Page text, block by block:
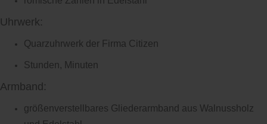
Uhrwerk:
Quarzuhrwerk der Firma Citizen
Stunden, Minuten
Armband:
größenverstellbares Gliederarmband aus Walnussholz